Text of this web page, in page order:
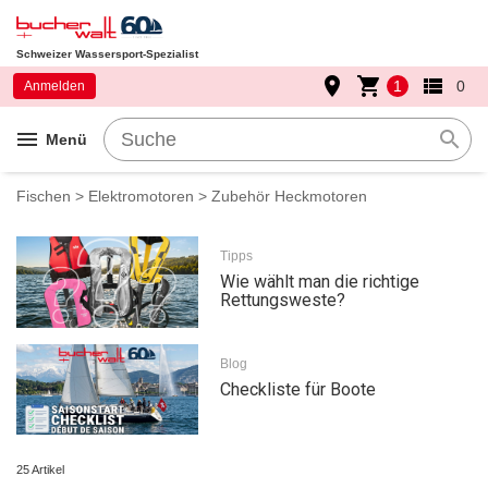
Schweizer Wassersport-Spezialist
menu Menü search
Anmelden place shopping_cart 1 view_list 0
Fischen > Elektromotoren > Zubehör Heckmotoren
Tipps
Wie wählt man die richtige
Rettungsweste?
Blog
Checkliste für Boote
25 Artikel